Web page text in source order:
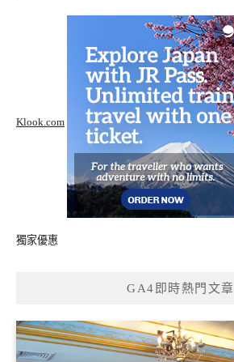
Klook.com
獨家優惠
GA4即時熱門文章